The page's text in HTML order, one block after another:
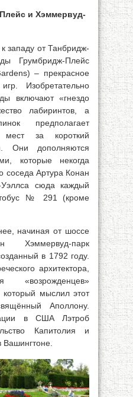
и Хэммервуд-
западу от Танбридж-
Грумбридж-Плейс
– прекрасное
Изобретательно
включают «гнездо
лабиринтов, а
предполагает
мест за короткий
Они дополняются
которые некогда
соседа Артура Конан
сюда каждый
№ 291 (кроме
начиная от шоссе
Хэммервуд-парк
в 1792 году.
архитектора,
«возрожденцев»
мыслил этот
Аполлону.
в США Лэтроб
Капитолия и
Вашингтоне.